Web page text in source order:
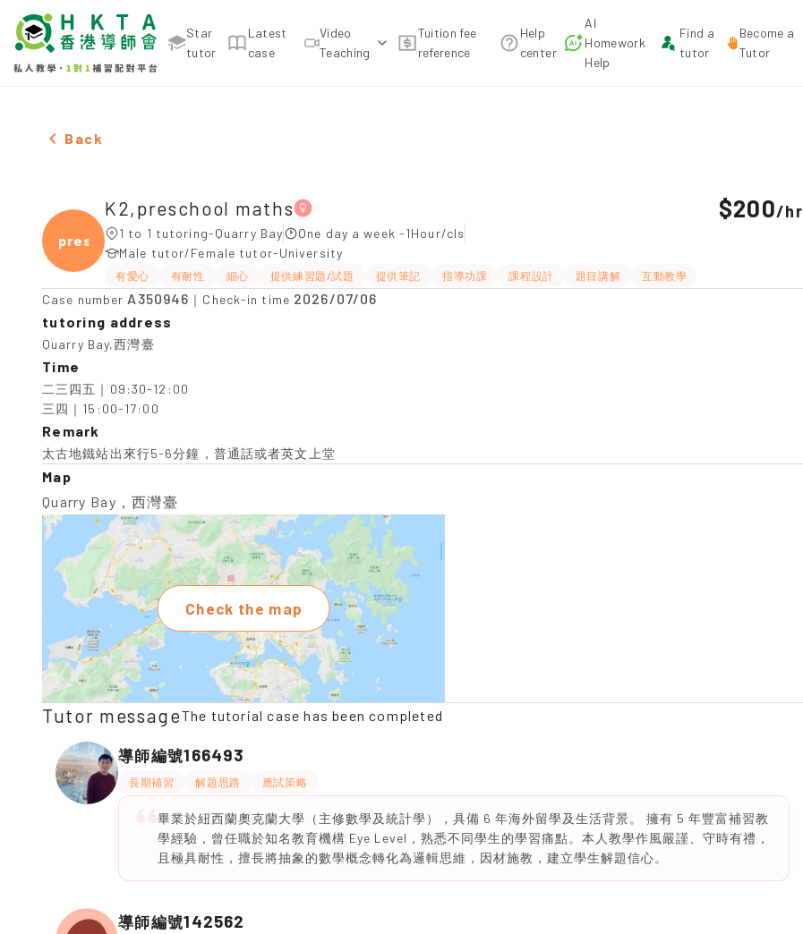
Star
tutor
Latest
case
Video
Teaching
Tuition fee
reference
Help
center
AI
Homework
Help
Find a
tutor
Become a
Tutor
Female K2,preschool maths，Quarry Bay Tuition recommendation
Back
presc
K2,preschool maths
1 to 1 tutoring-Quarry Bay
One day a week -1Hour/cls
Male tutor/Female tutor-University
有愛心 有耐性 細心 提供練習題/試題 提供筆記 指導功課 課程設計 題目講解 互動教學
$200/hr
Case number A350946 ｜Check-in time 2026/07/06
tutoring address
Quarry Bay,西灣臺
Time
二三四五｜09:30-12:00
三四｜15:00-17:00
Remark
太古地鐵站出來行5-6分鐘，普通話或者英文上堂
Map
Quarry Bay，西灣臺
Check the map
Tutor messageThe tutorial case has been completed
導師編號166493
長期補習 解題思路 應試策略
畢業於紐西蘭奧克蘭大學（主修數學及統計學），具備 6 年海外留學及生活背景。 擁有 5 年豐富補習教
學經驗，曾任職於知名教育機構 Eye Level，熟悉不同學生的學習痛點。本人教學作風嚴謹、守時有禮，
且極具耐性，擅長將抽象的數學概念轉化為邏輯思維，因材施教，建立學生解題信心。
導師編號142562